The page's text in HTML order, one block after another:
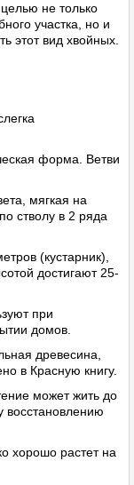
не только
участка, но и
этот вид хвойных.
форма. Ветви
мягкая на
стволу в 2 ряда
(кустарник),
достигают 25-
при
домов.
древесина,
в Красную книгу.
может жить до
восстановлению
хорошо растет на